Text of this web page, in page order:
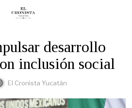
desarrollo
inclusión social
El Cronista Yucatán